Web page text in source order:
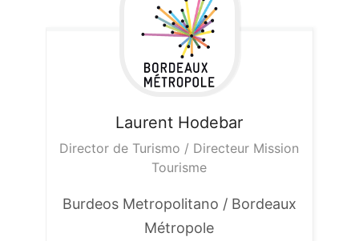
Laurent Hodebar
Director de Turismo / Directeur Mission
Tourisme
Burdeos Metropolitano / Bordeaux
Métropole